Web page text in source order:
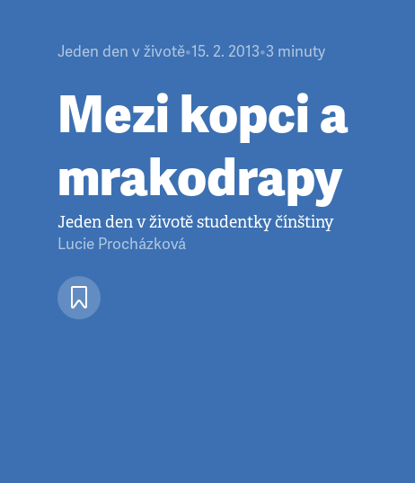
Jeden den v životě•15. 2. 2013•3 minuty
Mezi kopci a
mrakodrapy
Jeden den v životě studentky čínštiny
Lucie Procházková